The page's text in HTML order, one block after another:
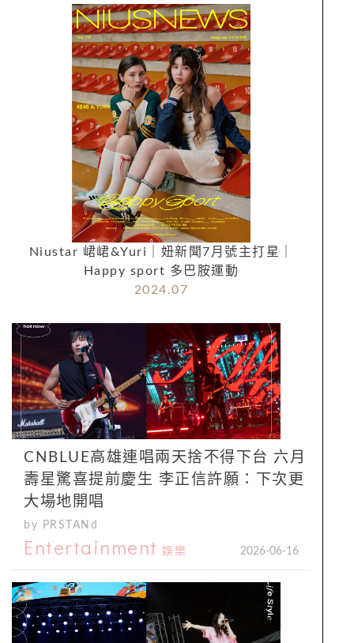
Niustar 峮峮&Yuri｜妞新聞7月號主打星｜
Happy sport 多巴胺運動
2024.07
CNBLUE高雄連唱兩天捨不得下台 六月
壽星驚喜提前慶生 李正信許願：下次更
大場地開唱
by PRSTANd
Entertainment 娛樂 2026-06-16